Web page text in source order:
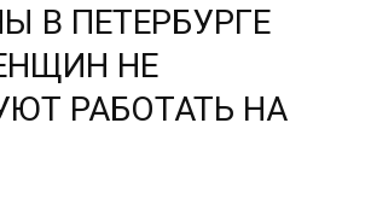
В ПЕТЕРБУРГЕ
НЕ
РАБОТАТЬ НА